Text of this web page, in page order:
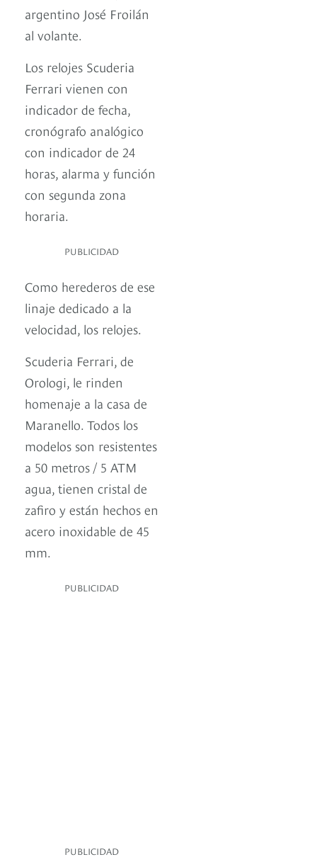
argentino José Froilán
al volante.
Los relojes Scuderia
Ferrari vienen con
indicador de fecha,
cronógrafo analógico
con indicador de 24
horas, alarma y función
con segunda zona
horaria.
PUBLICIDAD
Como herederos de ese
linaje dedicado a la
velocidad, los relojes.
Scuderia Ferrari, de
Orologi, le rinden
homenaje a la casa de
Maranello. Todos los
modelos son resistentes
a 50 metros / 5 ATM
agua, tienen cristal de
zafiro y están hechos en
acero inoxidable de 45
mm.
PUBLICIDAD
PUBLICIDAD